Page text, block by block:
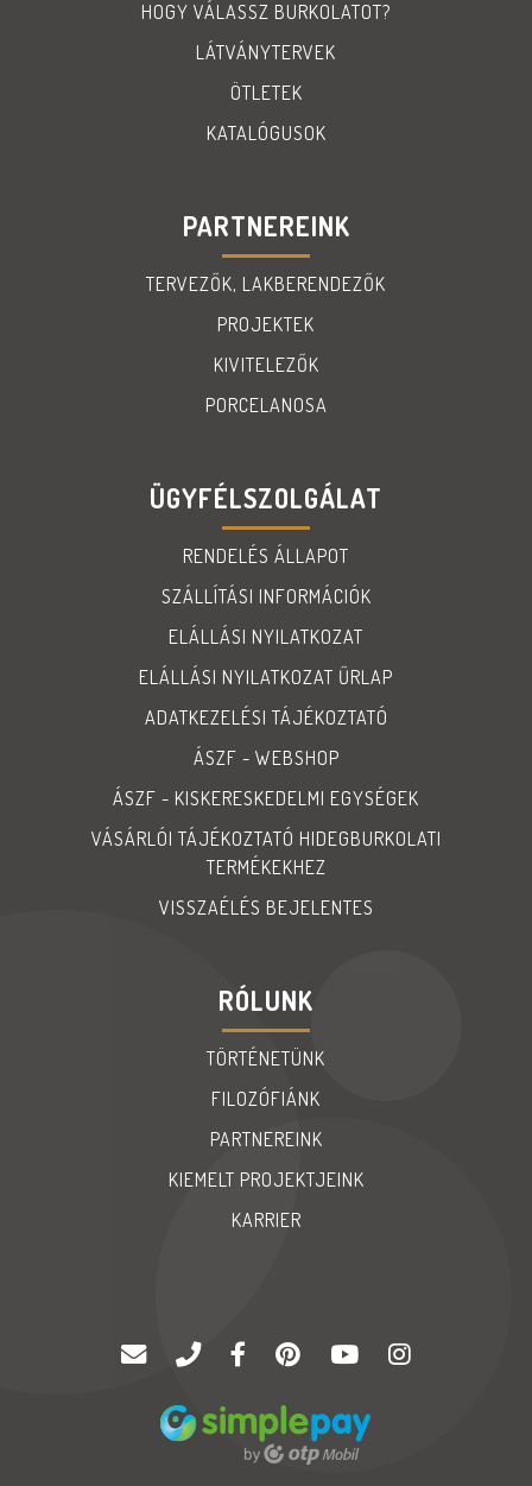
HOGY VÁLASSZ BURKOLATOT?
LÁTVÁNYTERVEK
ÖTLETEK
KATALÓGUSOK
PARTNEREINK
TERVEZŐK, LAKBERENDEZŐK
PROJEKTEK
KIVITELEZŐK
PORCELANOSA
ÜGYFÉLSZOLGÁLAT
RENDELÉS ÁLLAPOT
SZÁLLÍTÁSI INFORMÁCIÓK
ELÁLLÁSI NYILATKOZAT
ELÁLLÁSI NYILATKOZAT ŰRLAP
ADATKEZELÉSI TÁJÉKOZTATÓ
ÁSZF - WEBSHOP
ÁSZF - KISKERESKEDELMI EGYSÉGEK
VÁSÁRLÓI TÁJÉKOZTATÓ HIDEGBURKOLATI
TERMÉKEKHEZ
VISSZAÉLÉS BEJELENTES
RÓLUNK
TÖRTÉNETÜNK
FILOZÓFIÁNK
PARTNEREINK
KIEMELT PROJEKTJEINK
KARRIER